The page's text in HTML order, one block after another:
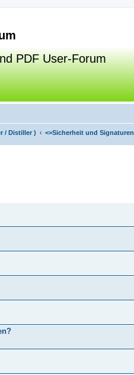
PDF User-Forum
/ Distiller ) <>Sicherheit und Signaturen